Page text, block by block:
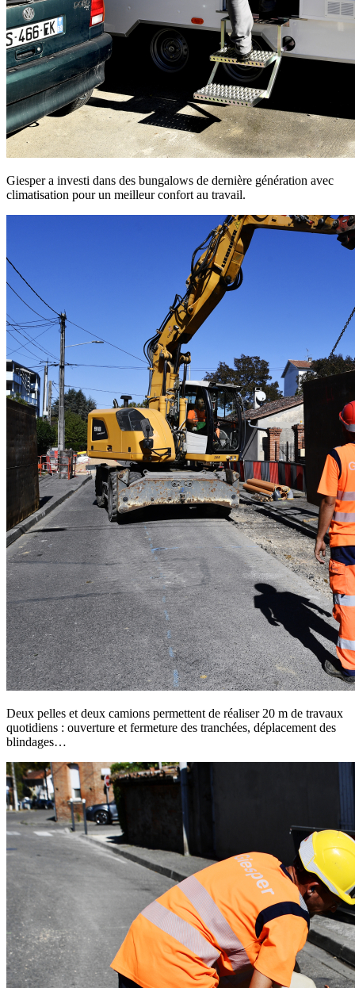
Giesper a investi dans des bungalows de dernière génération avec
climatisation pour un meilleur confort au travail.
Deux pelles et deux camions permettent de réaliser 20 m de travaux
quotidiens : ouverture et fermeture des tranchées, déplacement des
blindages…